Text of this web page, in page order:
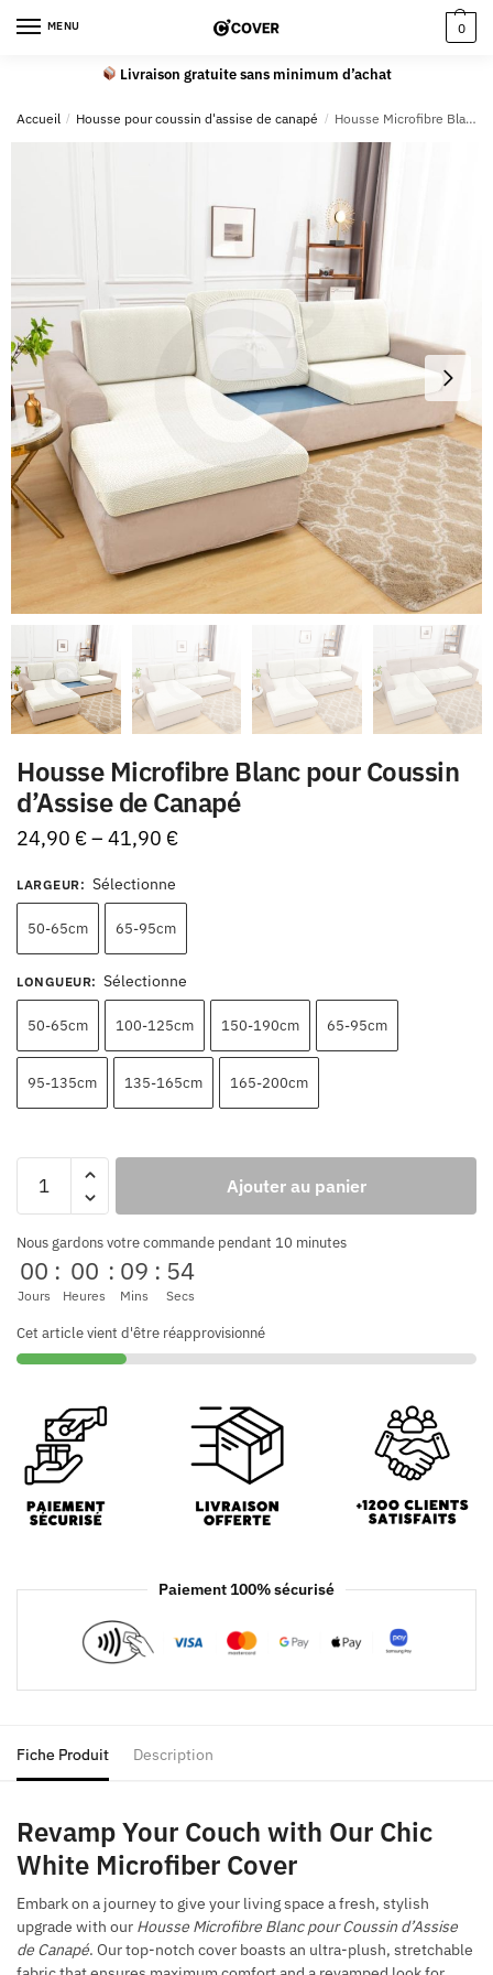
MENU 0
Livraison gratuite sans minimum d’achat
Accueil / Housse pour coussin d'assise de canapé / Housse Microfibre Blanc pour Coussin d’Assise de Canapé
Housse Microfibre Blanc pour Coussin
d’Assise de Canapé
24,90 €– 41,90 €
LARGEUR: Sélectionne
50-65cm 65-95cm
LONGUEUR: Sélectionne
50-65cm 100-125cm 150-190cm 65-95cm
95-135cm 135-165cm 165-200cm
Ajouter au panier
Nous gardons votre commande pendant 10 minutes
00
Jours
: 00
Heures
: 09
Mins
: 53
Secs
Cet article vient d'être réapprovisionné
Paiement 100% sécurisé
Fiche Produit Description
Revamp Your Couch with Our Chic
White Microfiber Cover
Embark on a journey to give your living space a fresh, stylish
upgrade with our Housse Microfibre Blanc pour Coussin d’Assise
de Canapé. Our top-notch cover boasts an ultra-plush, stretchable